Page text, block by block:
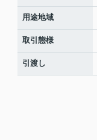
用途地域
取引態様
引渡し